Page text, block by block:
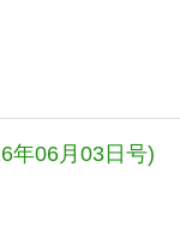
年06月03日号)